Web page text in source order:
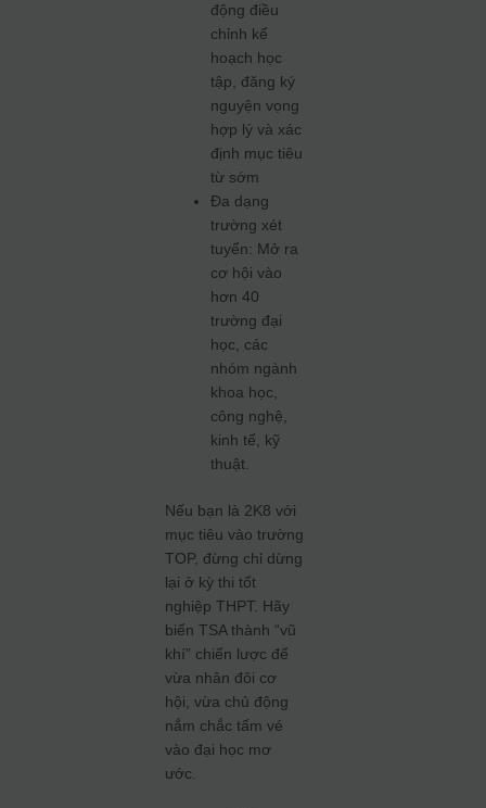
động điều
chỉnh kế
hoạch học
tập, đăng ký
nguyện vọng
hợp lý và xác
định mục tiêu
từ sớm
Đa dạng
trường xét
tuyển: Mở ra
cơ hội vào
hơn 40
trường đại
học, các
nhóm ngành
khoa học,
công nghệ,
kinh tế, kỹ
thuật.
Nếu bạn là 2K8 với
mục tiêu vào trường
TOP, đừng chỉ dừng
lại ở kỳ thi tốt
nghiệp THPT. Hãy
biến TSA thành “vũ
khí” chiến lược để
vừa nhân đôi cơ
hội, vừa chủ động
nắm chắc tấm vé
vào đại học mơ
ước.